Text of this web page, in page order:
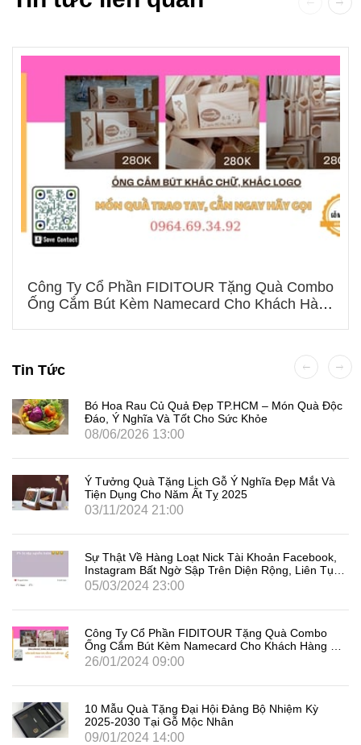
Công Ty Cổ Phần FIDITOUR Tặng Quà Combo
Ống Cắm Bút Kèm Namecard Cho Khách Hàng
Tin Tức
Bó Hoa Rau Củ Quả Đẹp TP.HCM – Món Quà Độc
Đáo, Ý Nghĩa Và Tốt Cho Sức Khỏe
08/06/2026 13:00
Ý Tưởng Quà Tặng Lịch Gỗ Ý Nghĩa Đẹp Mắt Và
Tiện Dụng Cho Năm Ất Tỵ 2025
03/11/2024 21:00
Sự Thật Về Hàng Loạt Nick Tài Khoản Facebook,
Instagram Bất Ngờ Sập Trên Diện Rộng, Liên Tục
Đăng Xuất Người Dùng Là Gì
05/03/2024 23:00
Công Ty Cổ Phần FIDITOUR Tặng Quà Combo
Ống Cắm Bút Kèm Namecard Cho Khách Hàng Dịp
8/3
26/01/2024 09:00
10 Mẫu Quà Tặng Đại Hội Đảng Bộ Nhiệm Kỳ
2025-2030 Tại Gỗ Mộc Nhân
09/01/2024 14:00